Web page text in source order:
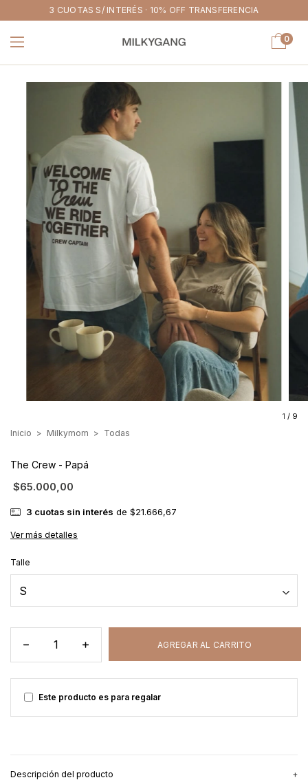
3 CUOTAS S/ INTERÉS · 10% OFF TRANSFERENCIA
0
1 / 9
Inicio > Milkymom > Todas
The Crew - Papá
$65.000,00
3 cuotas sin interés de $21.666,67
Ver más detalles
Talle
Este producto es para regalar
Descripción del producto